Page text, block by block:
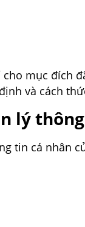
mục đích
và cách
lý
tin cá nhân